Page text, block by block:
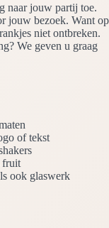
naar jouw partij toe.
jouw bezoek. Want op
niet ontbreken.
We geven u graag
of tekst
fruit
ook glaswerk